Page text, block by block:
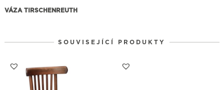
VÁZA TIRSCHENREUTH
SOUVISEJÍCÍ PRODUKTY